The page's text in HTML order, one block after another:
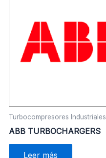
Turbocompresores Industriales
ABB TURBOCHARGERS
Leer más